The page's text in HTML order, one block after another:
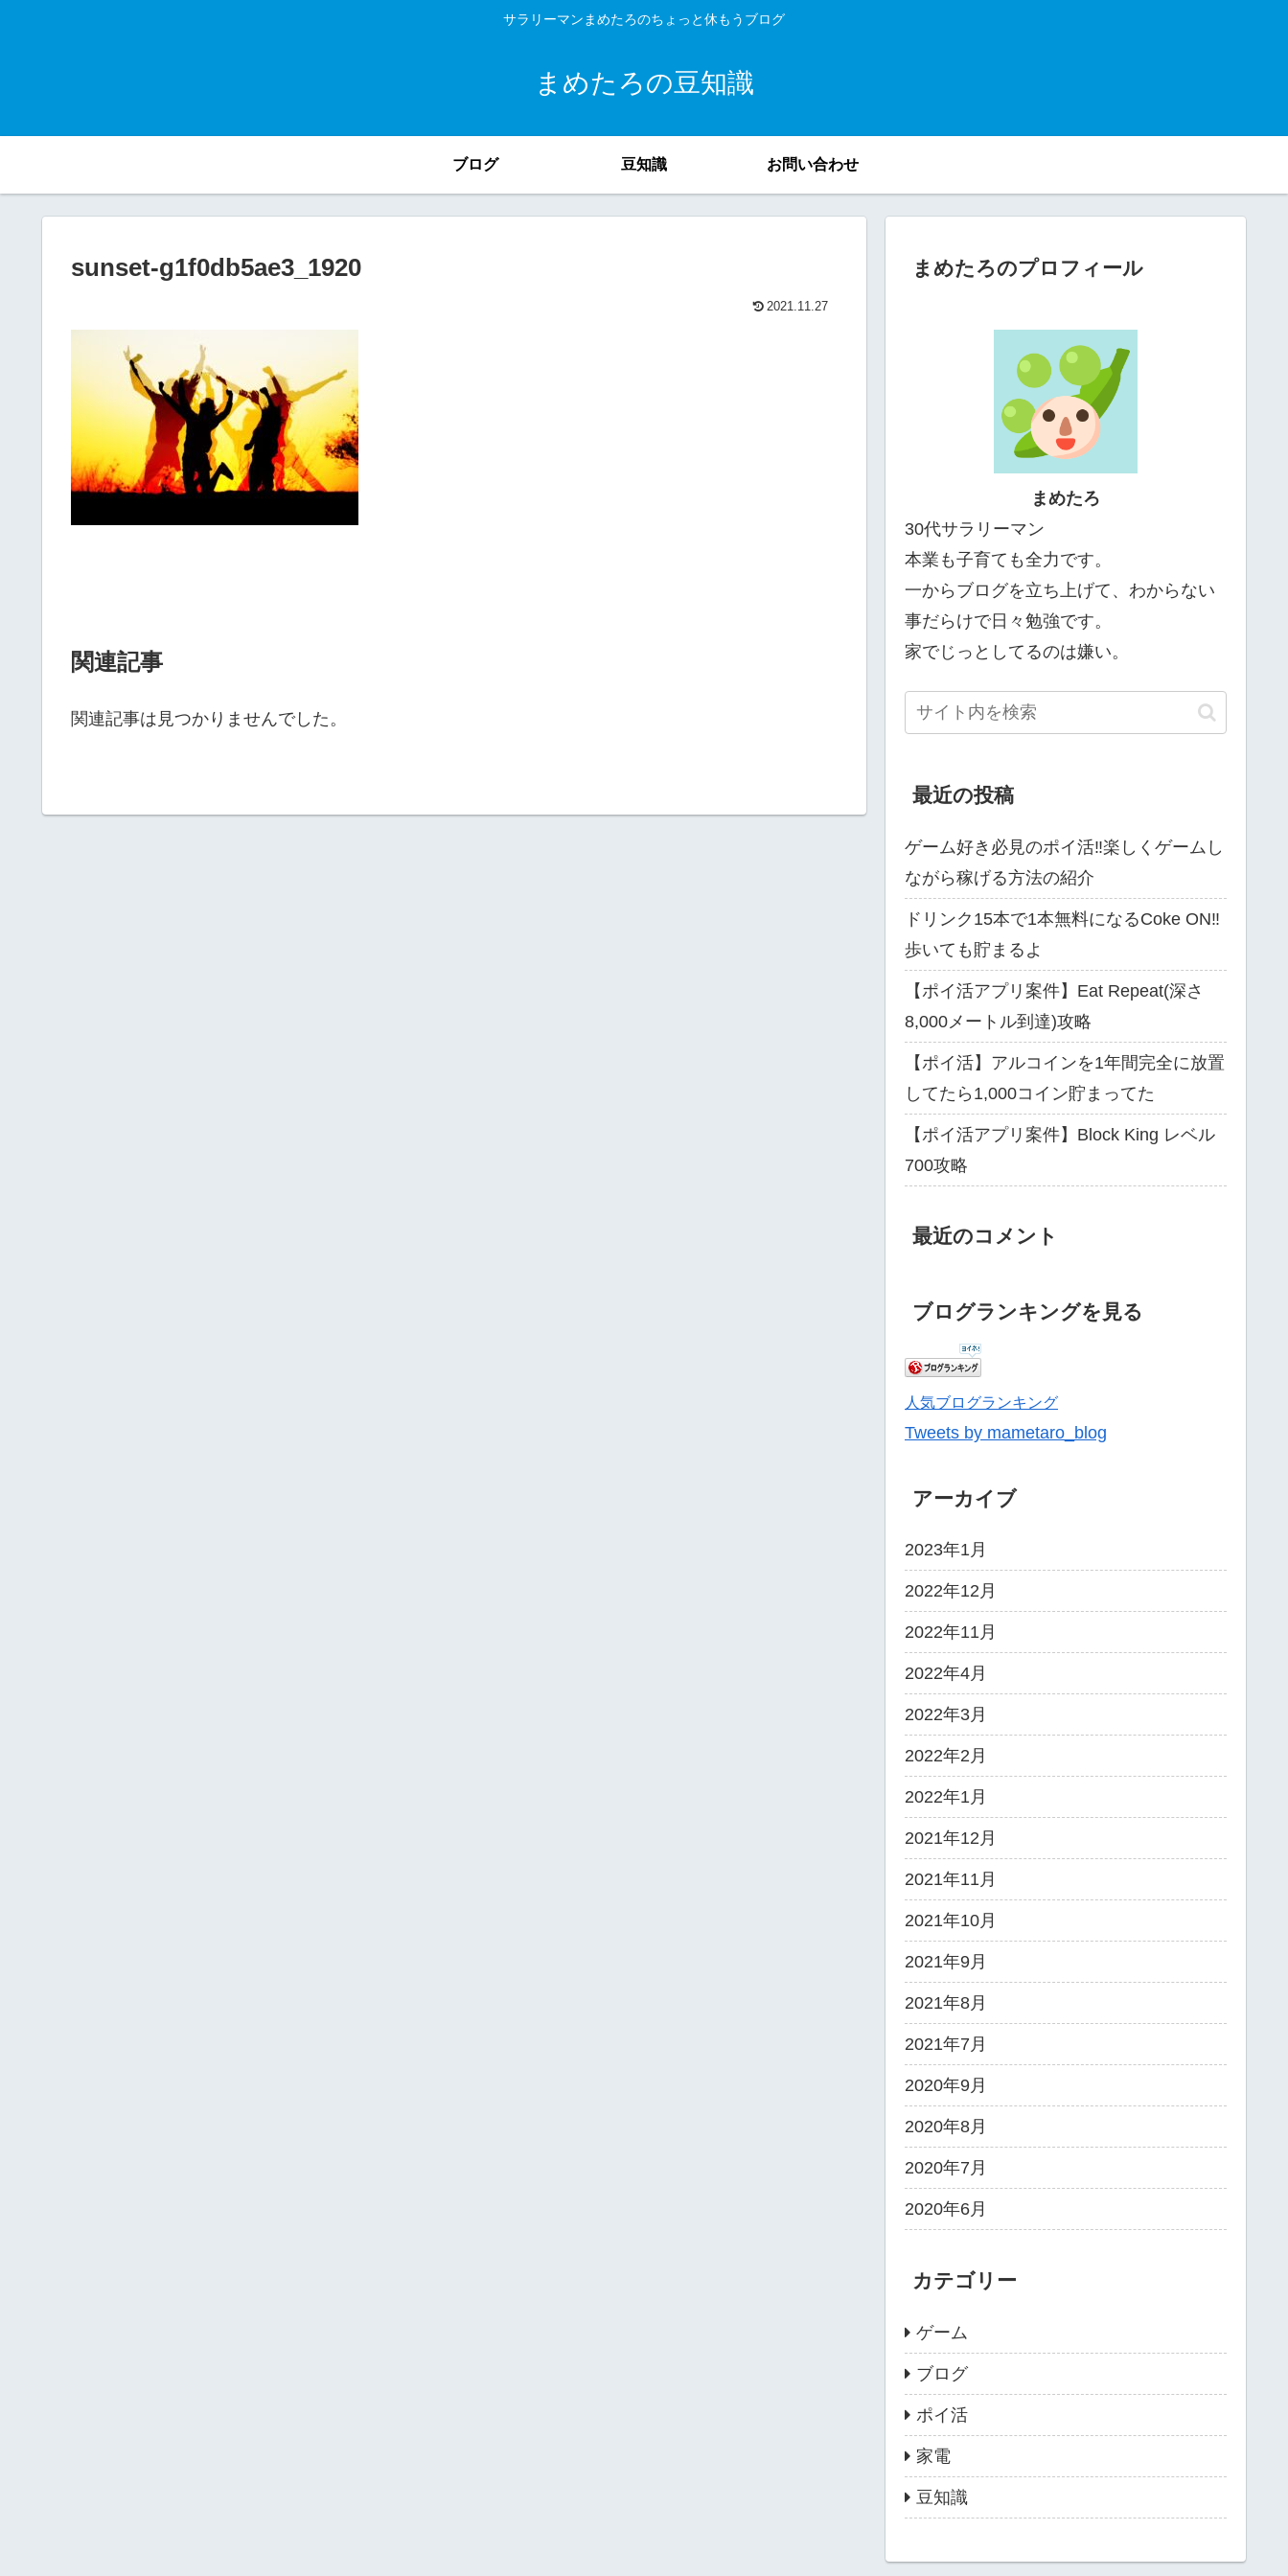
サラリーマンまめたろのちょっと休もうブログ
まめたろの豆知識
ブログ 豆知識 お問い合わせ
sunset-g1f0db5ae3_1920
2021.11.27
関連記事
関連記事は見つかりませんでした。
まめたろのプロフィール
まめたろ
30代サラリーマン
本業も子育ても全力です。
一からブログを立ち上げて、わからない
事だらけで日々勉強です。
家でじっとしてるのは嫌い。
最近の投稿
ゲーム好き必見のポイ活‼楽しくゲームし
ながら稼げる方法の紹介
ドリンク15本で1本無料になるCoke ON‼
歩いても貯まるよ
【ポイ活アプリ案件】Eat Repeat(深さ
8,000メートル到達)攻略
【ポイ活】アルコインを1年間完全に放置
してたら1,000コイン貯まってた
【ポイ活アプリ案件】Block King レベル
700攻略
最近のコメント
ブログランキングを見る
人気ブログランキング
Tweets by mametaro_blog
アーカイブ
2023年1月
2022年12月
2022年11月
2022年4月
2022年3月
2022年2月
2022年1月
2021年12月
2021年11月
2021年10月
2021年9月
2021年8月
2021年7月
2020年9月
2020年8月
2020年7月
2020年6月
カテゴリー
ゲーム
ブログ
ポイ活
家電
豆知識